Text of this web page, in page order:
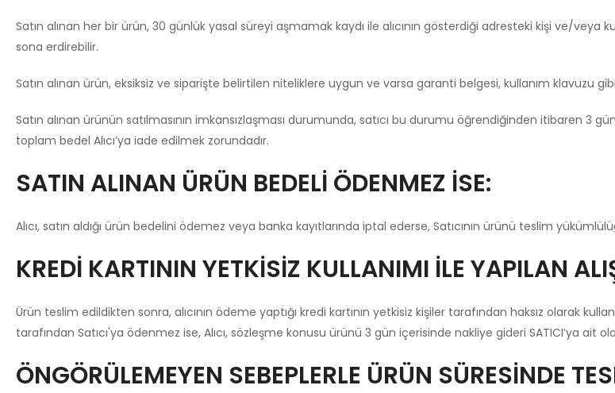
Satın alınan her bir ürün, 30 günlük yasal süreyi aşmamak kaydı ile alıcının gösterdiği adresteki kişi ve/
sona erdirebilir.
Satın alınan ürün, eksiksiz ve siparişte belirtilen niteliklere uygun ve varsa garanti belgesi, kullanım klavuzu
Satın alınan ürünün satılmasının imkansızlaşması durumunda, satıcı bu durumu öğrendiğinden itibaren 3
toplam bedel Alıcı’ya iade edilmek zorundadır.
SATIN ALINAN ÜRÜN BEDELİ ÖDENMEZ İSE:
Alıcı, satın aldığı ürün bedelini ödemez veya banka kayıtlarında iptal ederse, Satıcının ürünü teslim
KREDİ KARTININ YETKİSİZ KULLANIMI İLE YAPILAN
Ürün teslim edildikten sonra, alıcının ödeme yaptığı kredi kartının yetkisiz kişiler tarafından haksız olarak
tarafından Satıcı'ya ödenmez ise, Alıcı, sözleşme konusu ürünü 3 gün içerisinde nakliye gideri SATICI’ya ait
ÖNGÖRÜLEMEYEN SEBEPLERLE ÜRÜN SÜRESİNDE